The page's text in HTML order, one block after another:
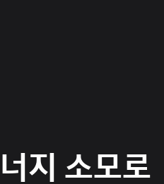
지 소모로